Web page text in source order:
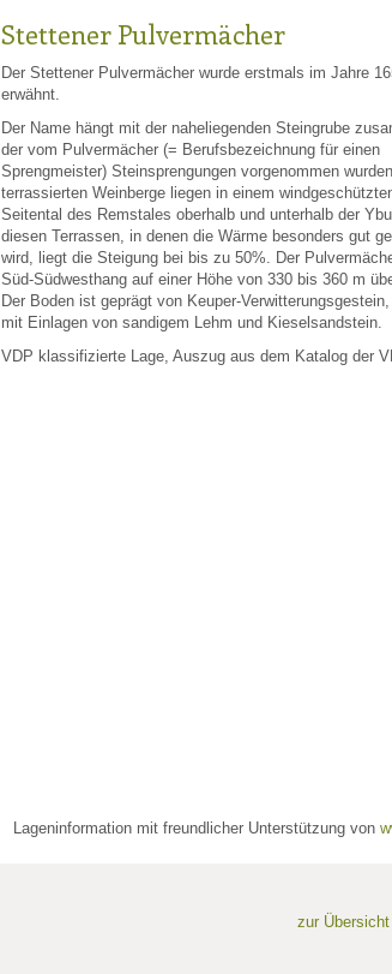
Stettener Pulvermächer
Der Stettener Pulvermächer wurde erstmals im Jahre
erwähnt.
Der Name hängt mit der naheliegenden Steingrube
der vom Pulvermächer (= Berufsbezeichnung für einen
Sprengmeister) Steinsprengungen vorgenommen
terrassierten Weinberge liegen in einem
Seitental des Remstales oberhalb und unterhalb der
diesen Terrassen, in denen die Wärme besonders gut
wird, liegt die Steigung bei bis zu 50%. Der
Süd-Südwesthang auf einer Höhe von 330 bis 360 m
Der Boden ist geprägt von Keuper-
mit Einlagen von sandigem Lehm und Kieselsandstein.
VDP klassifizierte Lage, Auszug aus dem Katalog der
Lageninformation mit freundlicher Unterstützung von
zur Übersicht